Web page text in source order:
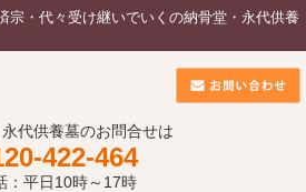
宗・代々受け継いでいくの納骨堂・永代供養
代供養墓のお問合せは
422-464
：平日10時～17時